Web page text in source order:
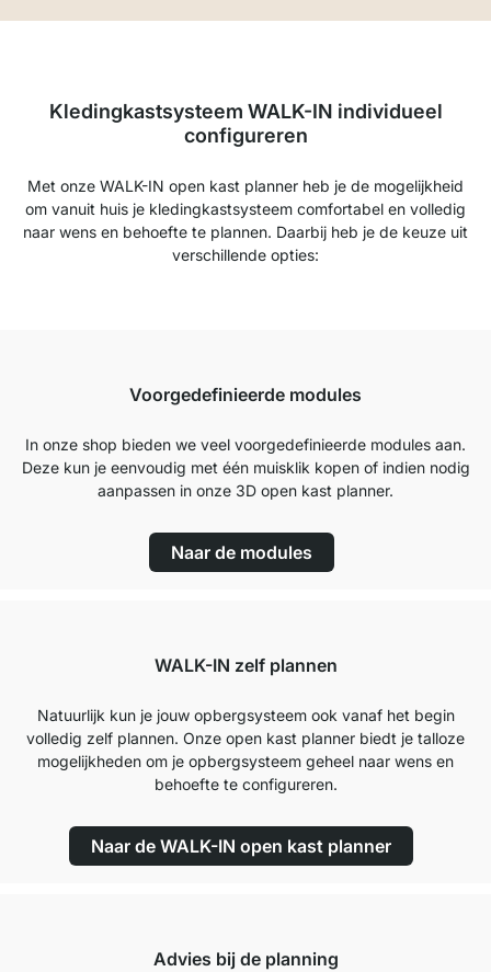
Kledingkastsysteem WALK-IN individueel
configureren
Met onze WALK-IN open kast planner heb je de mogelijkheid
om vanuit huis je kledingkastsysteem comfortabel en volledig
naar wens en behoefte te plannen. Daarbij heb je de keuze uit
verschillende opties:
Voorgedefinieerde modules
In onze shop bieden we veel voorgedefinieerde modules aan.
Deze kun je eenvoudig met één muisklik kopen of indien nodig
aanpassen in onze 3D open kast planner.
Naar de modules
WALK-IN zelf plannen
Natuurlijk kun je jouw opbergsysteem ook vanaf het begin
volledig zelf plannen. Onze open kast planner biedt je talloze
mogelijkheden om je opbergsysteem geheel naar wens en
behoefte te configureren.
Naar de WALK-IN open kast planner
Advies bij de planning